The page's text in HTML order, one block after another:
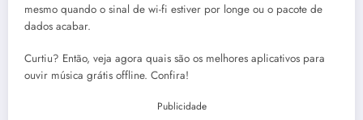
mesmo quando o sinal de wi-fi estiver por longe ou o pacote de
dados acabar.
Curtiu? Então, veja agora quais são os melhores aplicativos para
ouvir música grátis offline. Confira!
Publicidade